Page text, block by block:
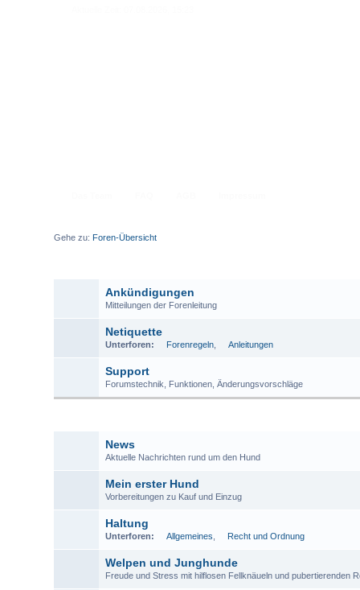
Gehe zu: Foren-Übersicht
Ankündigungen
Mitteilungen der Forenleitung
Netiquette
Unterforen: Forenregeln Anleitungen
Support
Forumstechnik, Funktionen, Änderungsvorschläge
News
Aktuelle Nachrichten rund um den Hund
Mein erster Hund
Vorbereitungen zu Kauf und Einzug
Haltung
Unterforen: Allgemeines Recht und Ordnung
Welpen und Junghunde
Freude und Stress mit hilflosen Fellknäueln und pubertierenden